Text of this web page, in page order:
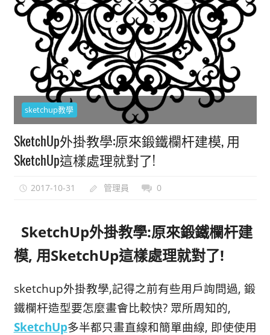
人
都
3D
軟
sketchup教學
SketchUp外掛教學:原來鍛鐵欄杆建模, 用
SketchUp這樣處理就對了!
2017-10-31 管理員 0
SketchUp外掛教學:原來鍛鐵欄杆建
模, 用SketchUp這樣處理就對了!
sketchup外掛教學,記得之前有些用戶詢問過, 鍛
鐵欄杆造型要怎麼畫會比較快? 眾所周知的,
SketchUp多半都只畫直線和簡單曲線, 即使使用